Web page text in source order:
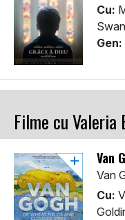
Cu:
Gen:
Filme cu Valeria
Van
Van
Cu: